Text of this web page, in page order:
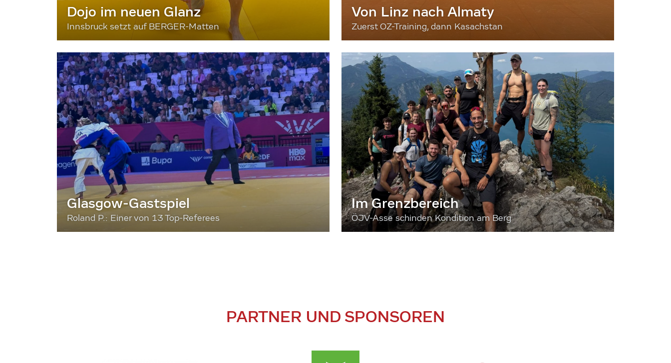
Dojo im neuen Glanz
Innsbruck setzt auf BERGER-Matten
Von Linz nach Almaty
Zuerst OZ-Training, dann Kasachstan
Glasgow-Gastspiel
Roland P.: Einer von 13 Top-Referees
Im Grenzbereich
ÖJV-Asse schinden Kondition am Berg
PARTNER UND SPONSOREN